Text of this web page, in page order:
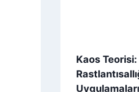
Kaos Teorisi:
Uygulamaları